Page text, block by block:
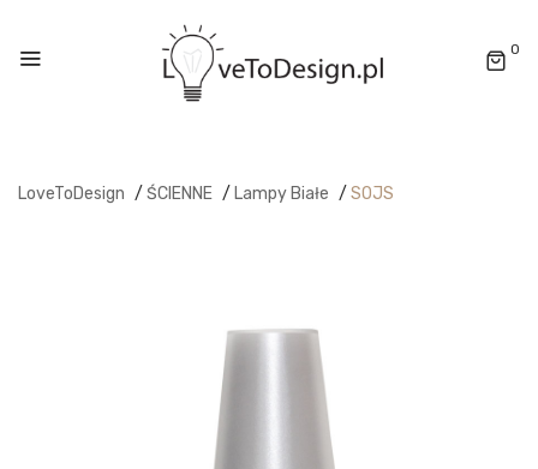
0
LoveToDesign / ŚCIENNE / Lampy Białe / SOJS